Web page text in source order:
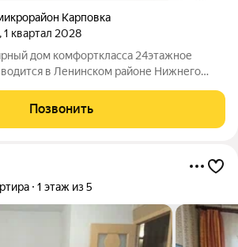
Карповка
, 1 квартал 2028
комфорткласса 24этажное
в Ленинском районе Нижнего
рядом с набережной реки Оки и
Позвонить
1 этаж из 5